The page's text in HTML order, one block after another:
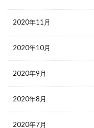
2020年11月
2020年10月
2020年9月
2020年8月
2020年7月